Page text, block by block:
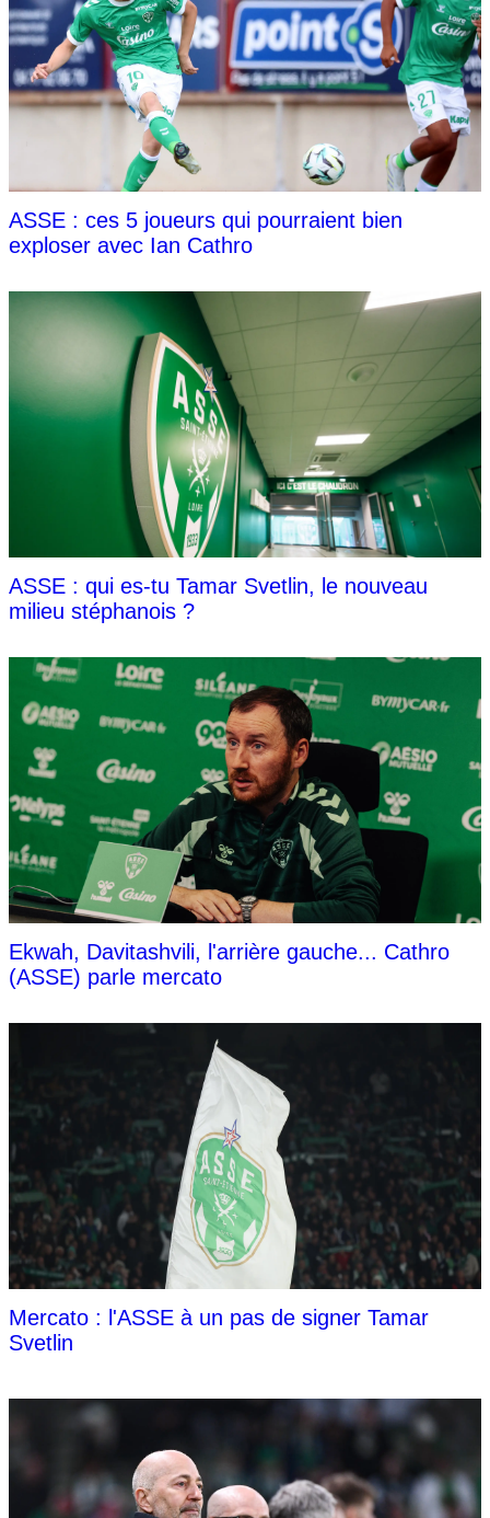
ASSE : ces 5 joueurs qui pourraient bien
exploser avec Ian Cathro
ASSE : qui es-tu Tamar Svetlin, le nouveau
milieu stéphanois ?
Ekwah, Davitashvili, l'arrière gauche... Cathro
(ASSE) parle mercato
Mercato : l'ASSE à un pas de signer Tamar
Svetlin